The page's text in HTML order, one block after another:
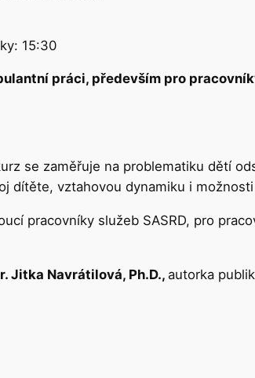
15:30
práci, především pro
se zaměřuje na problematiku dětí
dítěte, vztahovou dynamiku i
pracovníky služeb SASRD, pro
Jitka Navrátilová, Ph.D., autorka